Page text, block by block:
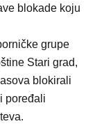
blokade koju
grupe
Stari grad,
blokirali
poređali